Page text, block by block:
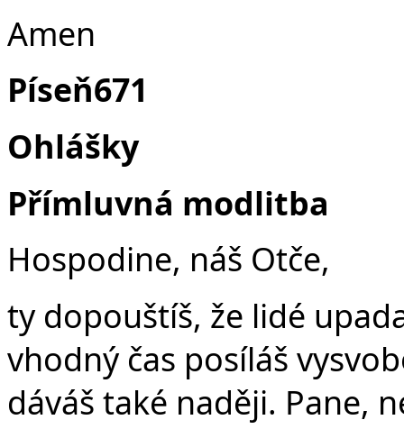
Amen
Píseň671
Ohlášky
Přímluvná modlitba
Hospodine, náš Otče,
ty dopouštíš, že lidé
vhodný čas posíláš
dáváš také naději. Pane,